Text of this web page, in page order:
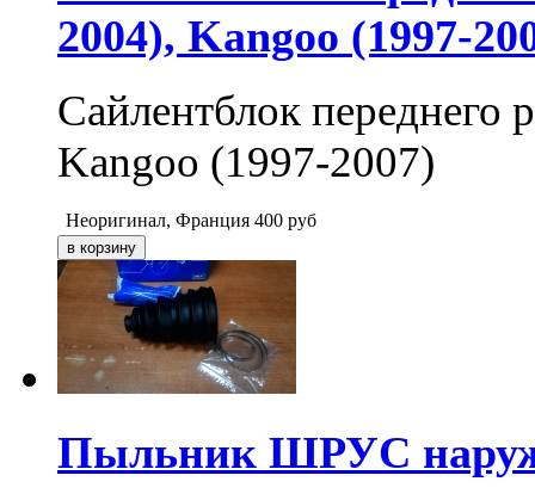
2004), Kangoo (1997-
Сайлентблок переднего
Kangoo (1997-2007)
Неоригинал, Франция 400 руб
Пыльник ШРУС